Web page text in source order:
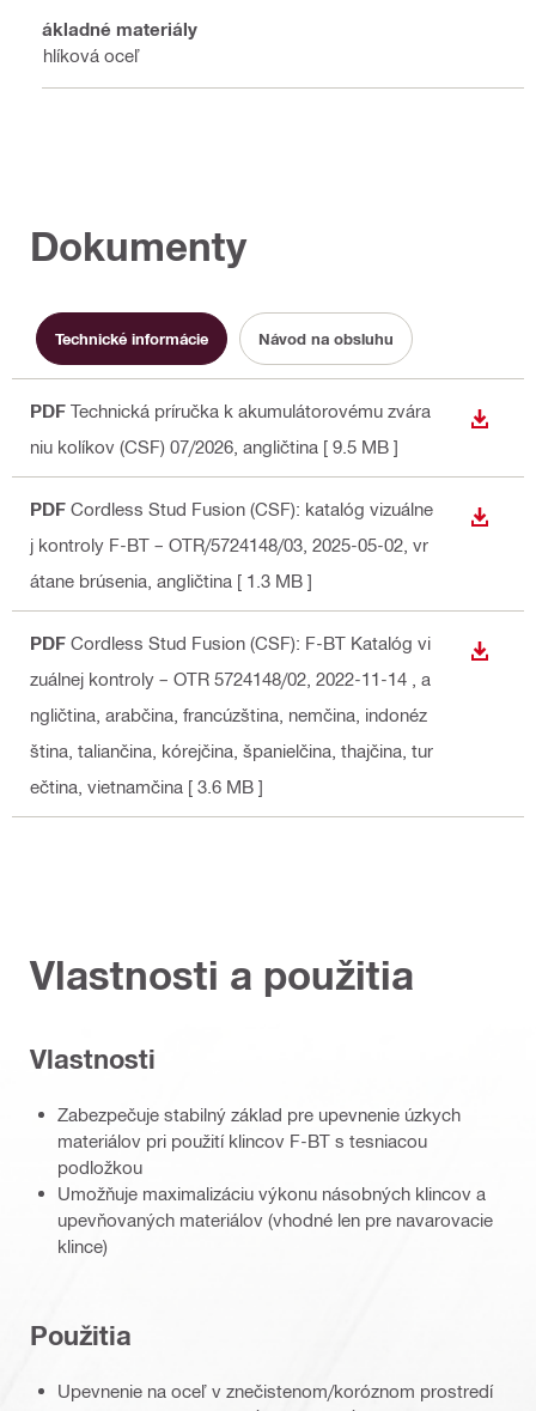
Základné materiály
Uhlíková oceľ
Dokumenty
Technické informácie Návod na obsluhu
PDF Technická príručka k akumulátorovému zvára
niu kolíkov (CSF) 07/2026 , angličtina [ 9.5 MB ]
PDF Cordless Stud Fusion (CSF): katalóg vizuálne
j kontroly F-BT – OTR/5724148/03, 2025-05-02, vr
átane brúsenia , angličtina [ 1.3 MB ]
PDF Cordless Stud Fusion (CSF): F-BT Katalóg vi
zuálnej kontroly – OTR 5724148/02, 2022-11-14
, a
ngličtina, arabčina, francúzština, nemčina, indonéz
ština, taliančina, kórejčina, španielčina, thajčina, tur
ečtina, vietnamčina [ 3.6 MB ]
Vlastnosti a použitia
Vlastnosti
Zabezpečuje stabilný základ pre upevnenie úzkych
materiálov pri použití klincov F-BT s tesniacou
podložkou
Umožňuje maximalizáciu výkonu násobných klincov a
upevňovaných materiálov (vhodné len pre navarovacie
klince)
Použitia
Upevnenie na oceľ v znečistenom/koróznom prostredí